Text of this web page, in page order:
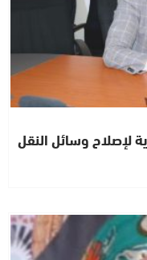
لإصلاح وسائل النقل